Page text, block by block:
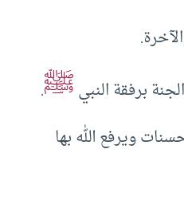
برفقة النبيﷺ.
ويرفع الله بها